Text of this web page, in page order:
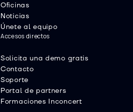
Oficinas
Noticias
Únete al equipo
Accesos directos
Solicita una demo gratis
Contacto
Soporte
Portal de partners
Formaciones Inconcert